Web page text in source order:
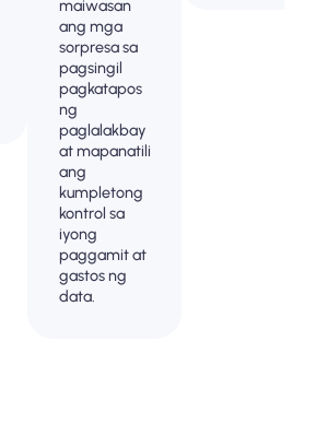
maiwasan
ang mga
sorpresa sa
pagsingil
pagkatapos
ng
paglalakbay
at mapanatili
ang
kumpletong
kontrol sa
iyong
paggamit at
gastos ng
data.